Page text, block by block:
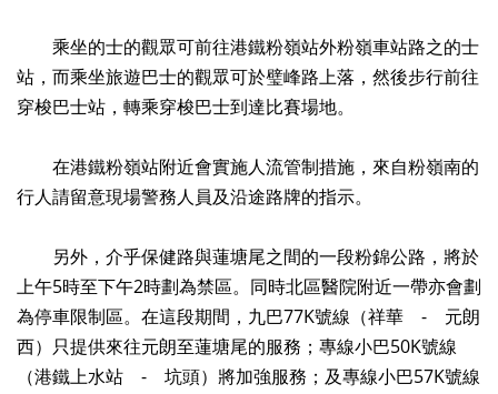
乘坐的士的觀眾可前往港鐵粉嶺站外粉嶺車站路之的士
站，而乘坐旅遊巴士的觀眾可於璧峰路上落，然後步行前往
穿梭巴士站，轉乘穿梭巴士到達比賽場地。
在港鐵粉嶺站附近會實施人流管制措施，來自粉嶺南的
行人請留意現場警務人員及沿途路牌的指示。
另外，介乎保健路與蓮塘尾之間的一段粉錦公路，將於
上午5時至下午2時劃為禁區。同時北區醫院附近一帶亦會劃
為停車限制區。在這段期間，九巴77K號線（祥華 - 元朗
西）只提供來往元朗至蓮塘尾的服務；專線小巴50K號線
（港鐵上水站 - 坑頭）將加強服務；及專線小巴57K號線